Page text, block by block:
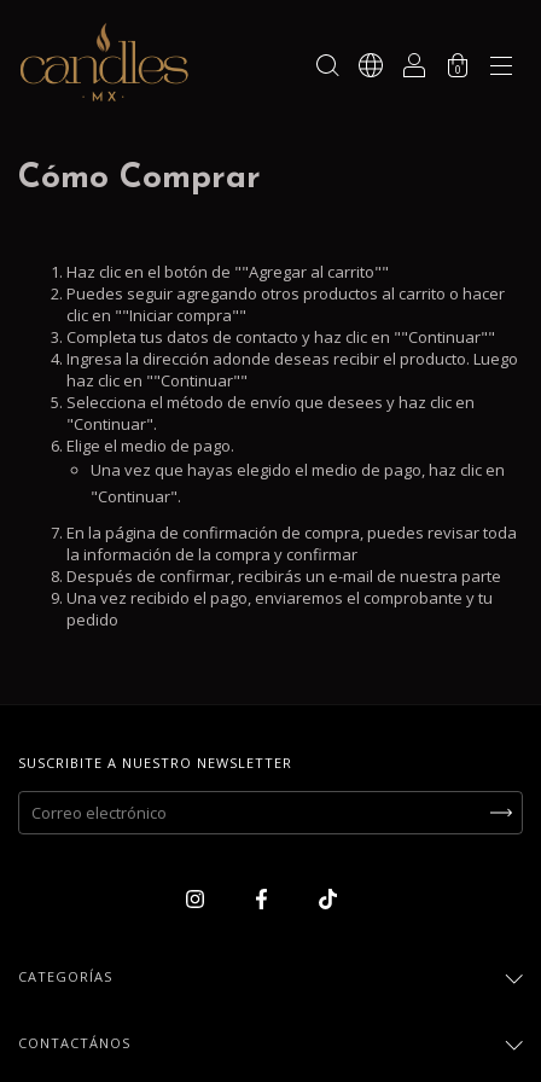
0
Cómo Comprar
Haz clic en el botón de ""Agregar al carrito""
Puedes seguir agregando otros productos al carrito o hacer
clic en ""Iniciar compra""
Completa tus datos de contacto y haz clic en ""Continuar""
Ingresa la dirección adonde deseas recibir el producto. Luego
haz clic en ""Continuar""
Selecciona el método de envío que desees y haz clic en
"Continuar".
Elige el medio de pago.
Una vez que hayas elegido el medio de pago, haz clic en
"Continuar".
En la página de confirmación de compra, puedes revisar toda
la información de la compra y confirmar
Después de confirmar, recibirás un e-mail de nuestra parte
Una vez recibido el pago, enviaremos el comprobante y tu
pedido
SUSCRIBITE A NUESTRO NEWSLETTER
CATEGORÍAS
CONTACTÁNOS